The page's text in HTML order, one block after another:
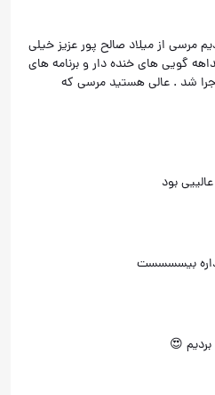
مرسی از میلاد صالح پور عزیز خیلی
گویی های خنده دار و برنامه های
شد . عالی هستید مرسی که
بود
بیسسسست
😍